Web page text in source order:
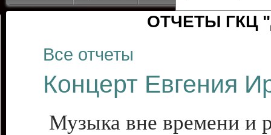
ОТЧЕТЫ ГКЦ
Все отчеты
Концерт Евгения
Музыка вне времени и